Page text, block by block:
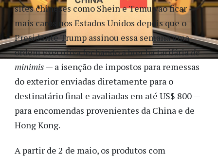
sites chineses como Shein e Temu vão ficar
mais caros nos Estados Unidos depois que o
Presidente Trump assinou essa semana uma
ordem executiva fechando a brecha tarifáriade
minimis — a isenção de impostos para remessas
do exterior enviadas diretamente para o
destinatário final e avaliadas em até US$ 800 —
para encomendas provenientes da China e de
Hong Kong.
A partir de 2 de maio, os produtos com